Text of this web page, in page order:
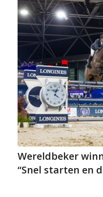
Wereldbeker
“Snel starten en